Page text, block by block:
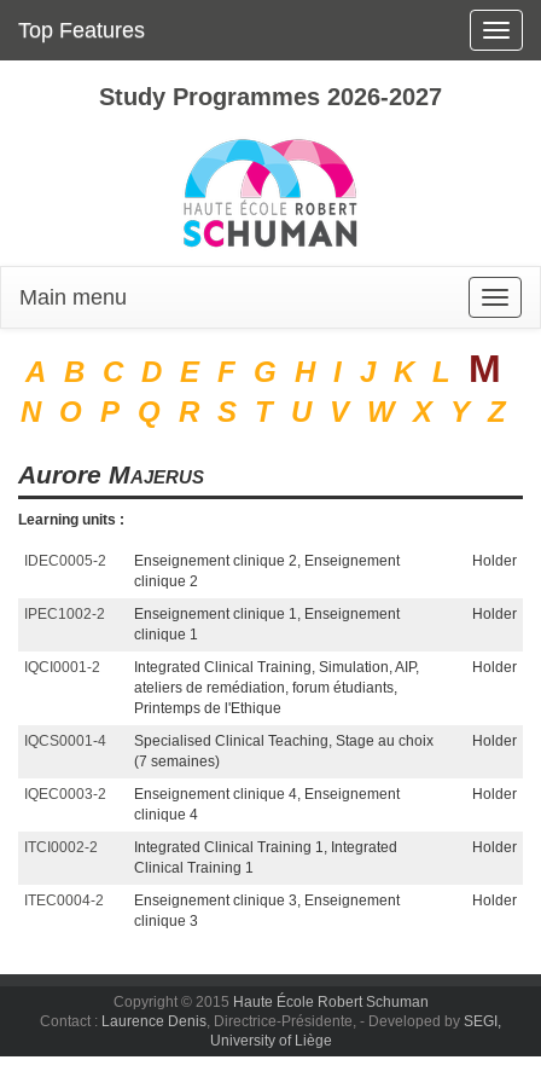
Toggle
Top Features
Study Programmes 2026-2027
Toggle
Main menu
A B C D E F G H I J K L M
N O P Q R S T U V W X Y Z
Aurore Majerus
Learning units :
IDEC0005-2
Enseignement clinique 2, Enseignement
clinique 2
Holder
IPEC1002-2
Enseignement clinique 1, Enseignement
clinique 1
Holder
IQCI0001-2
Integrated Clinical Training, Simulation, AIP,
ateliers de remédiation, forum étudiants,
Printemps de l'Ethique
Holder
IQCS0001-4
Specialised Clinical Teaching, Stage au choix
(7 semaines)
Holder
IQEC0003-2
Enseignement clinique 4, Enseignement
clinique 4
Holder
ITCI0002-2
Integrated Clinical Training 1, Integrated
Clinical Training 1
Holder
ITEC0004-2
Enseignement clinique 3, Enseignement
clinique 3
Holder
Copyright © 2015 Haute École Robert Schuman
Contact : Laurence Denis, Directrice-Présidente, - Developed by SEGI,
University of Liège